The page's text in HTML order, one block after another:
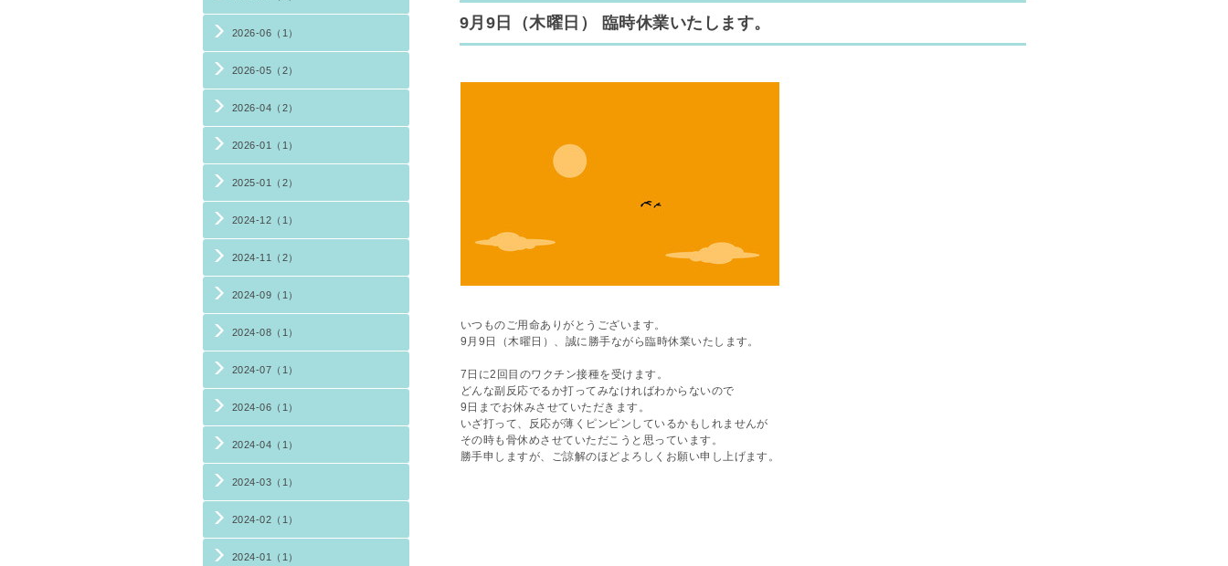
2026-06（1）
2026-05（2）
2026-04（2）
2026-01（1）
2025-01（2）
2024-12（1）
2024-11（2）
2024-09（1）
2024-08（1）
2024-07（1）
2024-06（1）
2024-04（1）
2024-03（1）
2024-02（1）
2024-01（1）
9月9日（木曜日） 臨時休業いたします。
いつものご用命ありがとうございます。
9月9日（木曜日）、誠に勝手ながら臨時休業いたします。
7日に2回目のワクチン接種を受けます。
どんな副反応でるか打ってみなければわからないので
9日までお休みさせていただきます。
いざ打って、反応が薄くピンピンしているかもしれませんが
その時も骨休めさせていただこうと思っています。
勝手申しますが、ご諒解のほどよろしくお願い申し上げます。